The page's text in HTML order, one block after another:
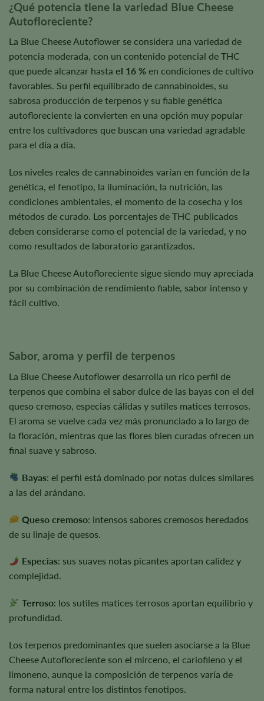
¿Qué potencia tiene la variedad Blue Cheese
Autofloreciente?
La Blue Cheese Autoflower se considera una variedad de
potencia moderada, con un contenido potencial de THC
que puede alcanzar hasta el 16 % en condiciones de cultivo
favorables. Su perfil equilibrado de cannabinoides, su
sabrosa producción de terpenos y su fiable genética
autofloreciente la convierten en una opción muy popular
entre los cultivadores que buscan una variedad agradable
para el día a día.
Los niveles reales de cannabinoides varían en función de la
genética, el fenotipo, la iluminación, la nutrición, las
condiciones ambientales, el momento de la cosecha y los
métodos de curado. Los porcentajes de THC publicados
deben considerarse como el potencial de la variedad, y no
como resultados de laboratorio garantizados.
La Blue Cheese Autofloreciente sigue siendo muy apreciada
por su combinación de rendimiento fiable, sabor intenso y
fácil cultivo.
Sabor, aroma y perfil de terpenos
La Blue Cheese Autoflower desarrolla un rico perfil de
terpenos que combina el sabor dulce de las bayas con el del
queso cremoso, especias cálidas y sutiles matices terrosos.
El aroma se vuelve cada vez más pronunciado a lo largo de
la floración, mientras que las flores bien curadas ofrecen un
final suave y sabroso.
Bayas: el perfil está dominado por notas dulces similares
a las del arándano.
Queso cremoso: intensos sabores cremosos heredados
de su linaje de quesos.
Especias: sus suaves notas picantes aportan calidez y
complejidad.
Terroso: los sutiles matices terrosos aportan equilibrio y
profundidad.
Los terpenos predominantes que suelen asociarse a la Blue
Cheese Autofloreciente son el mirceno, el cariofileno y el
limoneno, aunque la composición de terpenos varía de
forma natural entre los distintos fenotipos.